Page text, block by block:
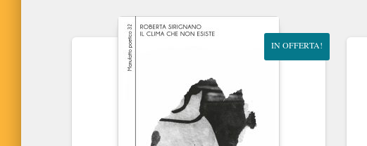
IN OFFERTA!